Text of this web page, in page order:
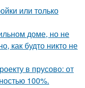
или только
доме, но не
как будто никто не
в прусово: от
100%.